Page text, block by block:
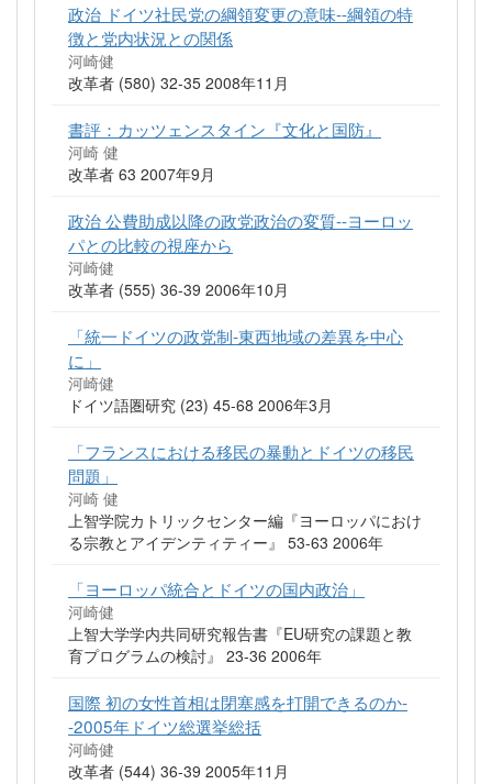
政治 ドイツ社民党の綱領変更の意味--綱領の特
徴と党内状況との関係
河崎健
改革者 (580) 32-35 2008年11月
書評：カッツェンスタイン『文化と国防』
河崎 健
改革者 63 2007年9月
政治 公費助成以降の政党政治の変質--ヨーロッ
パとの比較の視座から
河崎健
改革者 (555) 36-39 2006年10月
「統一ドイツの政党制-東西地域の差異を中心
に」
河崎健
ドイツ語圏研究 (23) 45-68 2006年3月
「フランスにおける移民の暴動とドイツの移民
問題」
河崎 健
上智学院カトリックセンター編『ヨーロッパにおけ
る宗教とアイデンティティー』 53-63 2006年
「ヨーロッパ統合とドイツの国内政治」
河崎健
上智大学学内共同研究報告書『EU研究の課題と教
育プログラムの検討』 23-36 2006年
国際 初の女性首相は閉塞感を打開できるのか-
-2005年ドイツ総選挙総括
河崎健
改革者 (544) 36-39 2005年11月